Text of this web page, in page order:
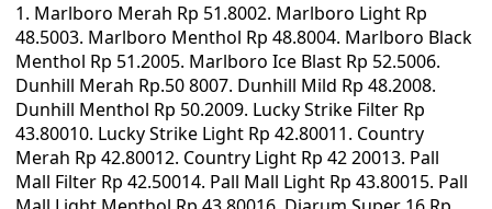
1. Marlboro Merah Rp 51.8002. Marlboro Light Rp
48.5003. Marlboro Menthol Rp 48.8004. Marlboro Black
Menthol Rp 51.2005. Marlboro Ice Blast Rp 52.5006.
Dunhill Merah Rp.50 8007. Dunhill Mild Rp 48.2008.
Dunhill Menthol Rp 50.2009. Lucky Strike Filter Rp
43.80010. Lucky Strike Light Rp 42.80011. Country
Merah Rp 42.80012. Country Light Rp 42 20013. Pall
Mall Filter Rp 42.50014. Pall Mall Light Rp 43.80015. Pall